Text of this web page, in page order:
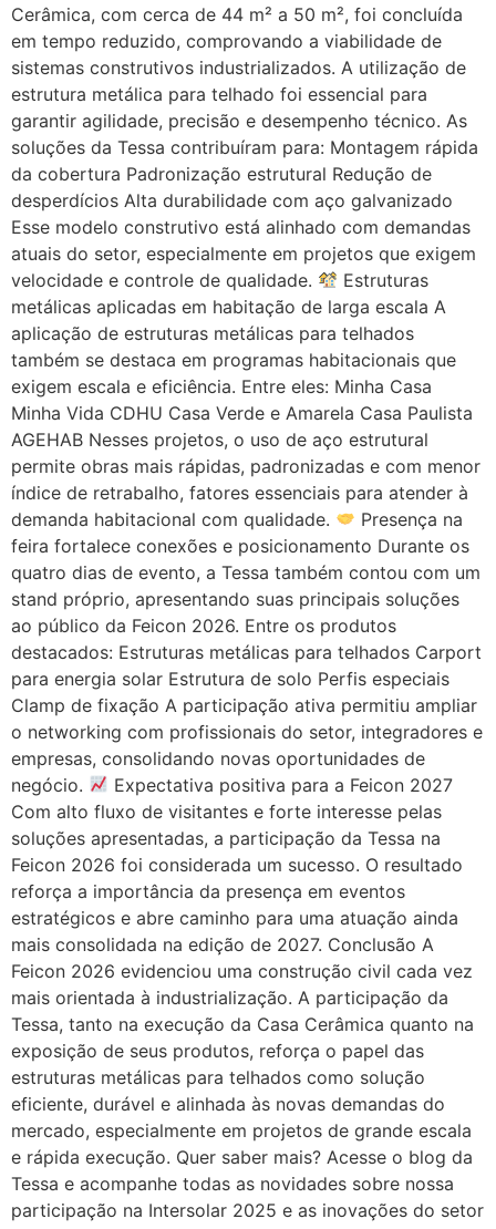
Cerâmica, com cerca de 44 m² a 50 m², foi concluída
em tempo reduzido, comprovando a viabilidade de
sistemas construtivos industrializados. A utilização de
estrutura metálica para telhado foi essencial para
garantir agilidade, precisão e desempenho técnico. As
soluções da Tessa contribuíram para: Montagem rápida
da cobertura Padronização estrutural Redução de
desperdícios Alta durabilidade com aço galvanizado
Esse modelo construtivo está alinhado com demandas
atuais do setor, especialmente em projetos que exigem
velocidade e controle de qualidade.
Estruturas
metálicas aplicadas em habitação de larga escala A
aplicação de estruturas metálicas para telhados
também se destaca em programas habitacionais que
exigem escala e eficiência. Entre eles: Minha Casa
Minha Vida CDHU Casa Verde e Amarela Casa Paulista
AGEHAB Nesses projetos, o uso de aço estrutural
permite obras mais rápidas, padronizadas e com menor
índice de retrabalho, fatores essenciais para atender à
demanda habitacional com qualidade.
Presença na
feira fortalece conexões e posicionamento Durante os
quatro dias de evento, a Tessa também contou com um
stand próprio, apresentando suas principais soluções
ao público da Feicon 2026. Entre os produtos
destacados: Estruturas metálicas para telhados Carport
para energia solar Estrutura de solo Perfis especiais
Clamp de fixação A participação ativa permitiu ampliar
o networking com profissionais do setor, integradores e
empresas, consolidando novas oportunidades de
negócio.
Expectativa positiva para a Feicon 2027
Com alto fluxo de visitantes e forte interesse pelas
soluções apresentadas, a participação da Tessa na
Feicon 2026 foi considerada um sucesso. O resultado
reforça a importância da presença em eventos
estratégicos e abre caminho para uma atuação ainda
mais consolidada na edição de 2027. Conclusão A
Feicon 2026 evidenciou uma construção civil cada vez
mais orientada à industrialização. A participação da
Tessa, tanto na execução da Casa Cerâmica quanto na
exposição de seus produtos, reforça o papel das
estruturas metálicas para telhados como solução
eficiente, durável e alinhada às novas demandas do
mercado, especialmente em projetos de grande escala
e rápida execução. Quer saber mais? Acesse o blog da
Tessa e acompanhe todas as novidades sobre nossa
participação na Intersolar 2025 e as inovações do setor